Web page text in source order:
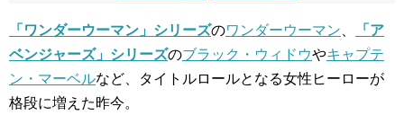
「ワンダーウーマン」シリーズのワンダーウーマン
「ア
ベンジャーズ」シリーズのブラック・ウィドウやキャプテ
ン・マーベルなど、タイトルロールとなる女性ヒーローが
格段に増えた昨今。